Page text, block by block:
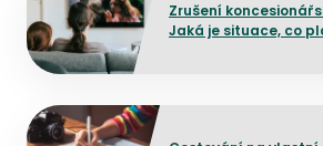
Zrušení
Jaká je situace, co
Přejít na detail článku